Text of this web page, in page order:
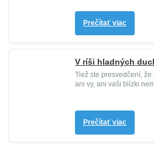
Prečítať viac
V ríši hladných
Tiež ste presvedčení,
ani vy, ani vaši blízki
Prečítať viac